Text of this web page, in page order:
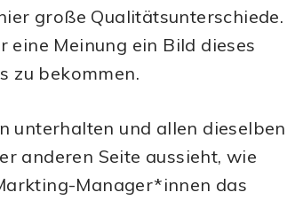
große Qualitätsunterschiede.
eine Meinung ein Bild dieses
zu bekommen.
unterhalten und allen dieselben
anderen Seite aussieht, wie
Manager*innen das